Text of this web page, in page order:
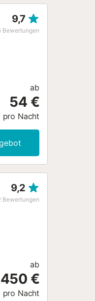
9,7
Bewertungen
ab
54 €
pro Nacht
9,2
Bewertungen
ab
450 €
pro Nacht